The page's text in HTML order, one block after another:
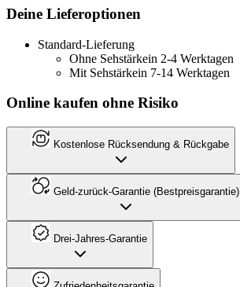
Deine Lieferoptionen
Standard-Lieferung
Ohne Sehstärkein 2-4 Werktagen
Mit Sehstärkein 7-14 Werktagen
Online kaufen ohne Risiko
Kostenlose Rücksendung & Rückgabe
Geld-zurück-Garantie (Bestpreisgarantie)
Drei-Jahres-Garantie